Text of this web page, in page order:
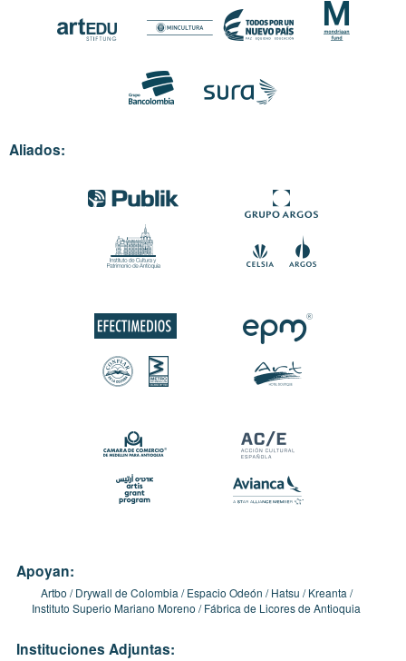
Aliados:
Apoyan:
Artbo Drywall de Colombia Espacio Odeón Hatsu
Kreanta
Instituto Superio Mariano Moreno
Fábrica de Licores de Antioquia
Instituciones Adjuntas: